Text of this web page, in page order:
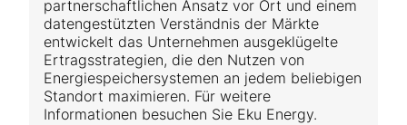
partnerschaftlichen Ansatz vor Ort und einem
datengestützten Verständnis der Märkte
entwickelt das Unternehmen ausgeklügelte
Ertragsstrategien, die den Nutzen von
Energie­speicher­systemen an jedem beliebigen
Standort maximieren. Für weitere
Informationen besuchen Sie Eku Energy.